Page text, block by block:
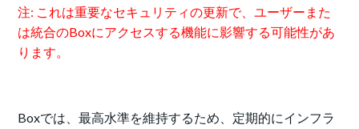
注: これは重要なセキュリティの更新で、ユーザーまた
は統合のBoxにアクセスする機能に影響する可能性があ
ります。
Boxでは、最高水準を維持するため、定期的にインフラ